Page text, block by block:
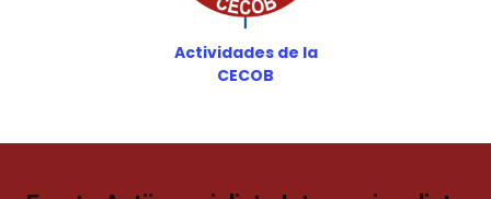
Actividades de la
CECOB